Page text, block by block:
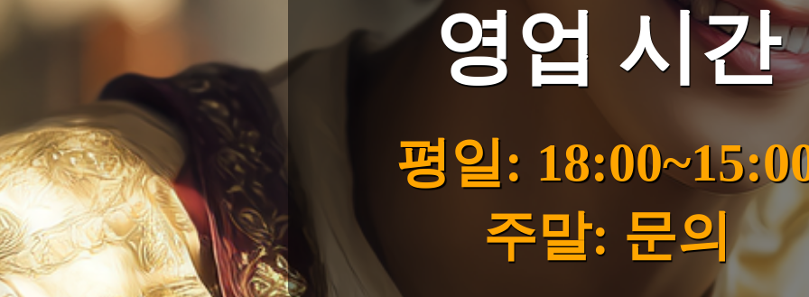
영업 시간
평일:
주말: 문의